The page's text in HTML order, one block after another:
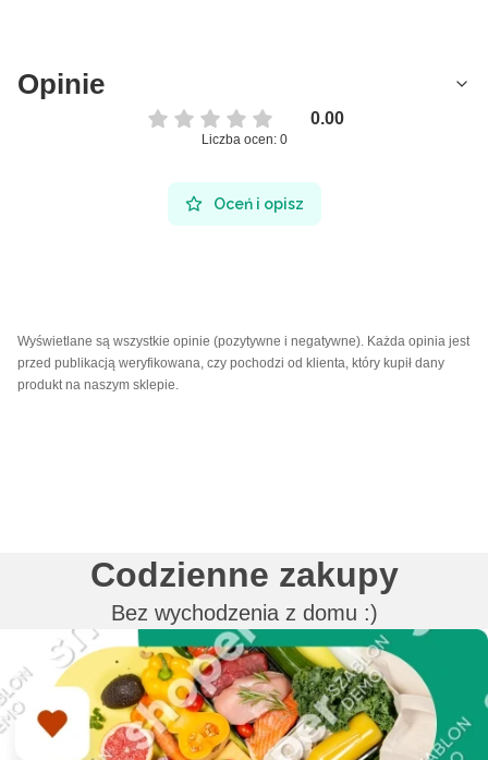
Opinie
0.00
Liczba ocen: 0
Oceń i opisz
Wyświetlane są wszystkie opinie (pozytywne i negatywne). Każda opinia jest
przed publikacją weryfikowana, czy pochodzi od klienta, który kupił dany
produkt na naszym sklepie.
Codzienne zakupy
Bez wychodzenia z domu :)